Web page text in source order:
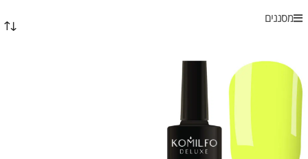
מסננים